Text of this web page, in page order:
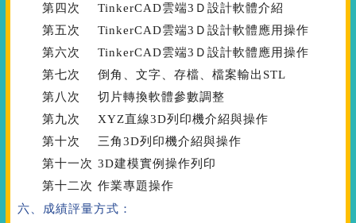
第四次
TinkerCAD雲端3Ｄ設計軟體介紹
第五次
TinkerCAD雲端3Ｄ設計軟體應用操作
第六次
TinkerCAD雲端3Ｄ設計軟體應用操作
第七次
倒角、文字、存檔、檔案輸出STL
第八次
切片轉換軟體參數調整
第九次
XYZ直線3D列印機介紹與操作
第十次
三角3D列印機介紹與操作
第十一次 3D建模實例操作列印
第十二次 作業專題操作
六、成績評量方式：